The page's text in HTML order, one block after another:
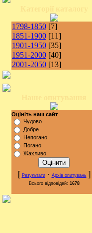
1798-1850 [7]
1851-1900 [11]
1901-1950 [35]
1951-2000 [40]
2001-2050 [13]
Оцініть наш сайт
Чудово
Добре
Непогано
Погано
Жахливо
[ Результати· Архів опитувань]
Всього відповідей: 1678